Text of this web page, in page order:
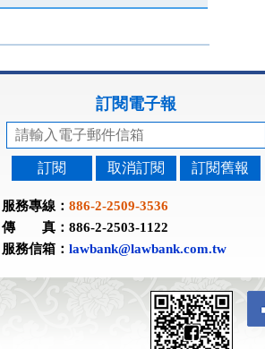
訂閱電子報
訂閱 取消訂閱 訂閱舊報
服務專線： 886-2-2509-3536
傳 真：886-2-2503-1122
服務信箱： lawbank@lawbank.com.tw